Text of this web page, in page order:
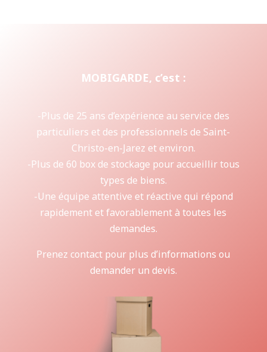
MOBIGARDE, c’est :
-Plus de 25 ans d’expérience au service des
particuliers et des professionnels de Saint-
Christo-en-Jarez et environ.
-Plus de 60 box de stockage pour accueillir tous
types de biens.
-Une équipe attentive et réactive qui répond
rapidement et favorablement à toutes les
demandes.
Prenez contact pour plus d’informations ou
demander un devis.